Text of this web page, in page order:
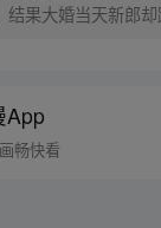
结果大婚当天新郎
晚顿时决定，就他
过场，一气呵成！
App
畅快看